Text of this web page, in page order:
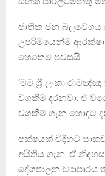
ජාතික ජන
උපරිමයෙන්ම ආරක්ෂා
හෙතෙම පවසයි.
‘මම ශ්‍රී ලංකා
වගකීම දරනවා. ඒ
වගකීම් ගැන හොඳට
පක්ෂයක් විදිහට
අයිතිය ගැන. ඒ
දේශපාලන